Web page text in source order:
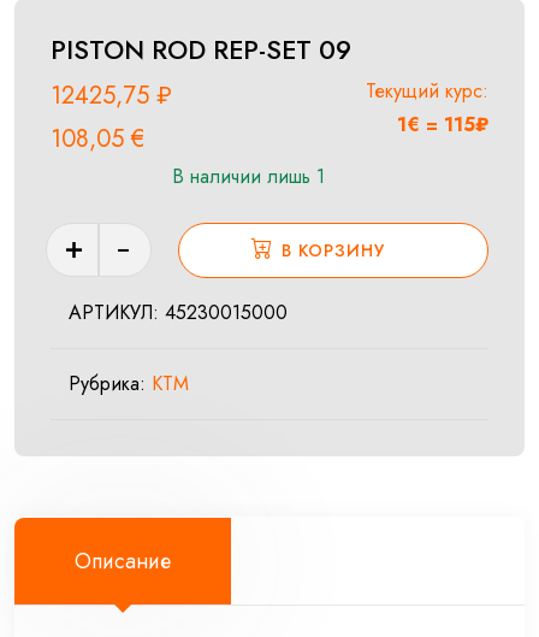
PISTON ROD REP-SET 09
12425,75 ₽
108,05€
Текущий курс:
1€ = 115₽
В наличии лишь 1
Количество
товара
PISTON
REP-
В КОРЗИНУ
АРТИКУЛ: 45230015000
Рубрика: KTM
Описание